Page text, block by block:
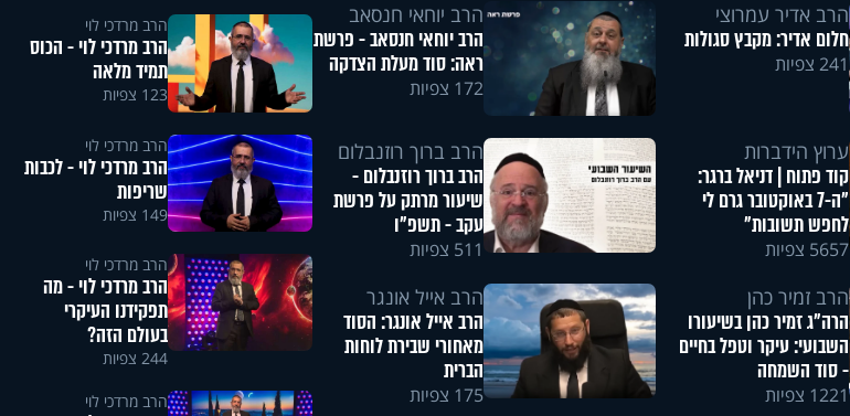
הרב אדיר עמרוצי
חלום אדיר: מקבץ סגולות
241 צפיות
הרב יוחאי חנסאב
הרב יוחאי חנסאב - פרשת
ראה: סוד מעלת הצדקה
172 צפיות
ערוץ הידברות
קוד פתוח | דניאל ברגר:
"ה-7 באוקטובר גרם לי
לחפש תשובות"
5657 צפיות
הרב ברוך רוזנבלום
הרב ברוך רוזנבלום -
שיעור מרתק על פרשת
עקב - תשפ"ו
511 צפיות
הרב זמיר כהן
הרה"ג זמיר כהן בשיעורו
השבועי: עיקר וטפל בחיים
- סוד השמחה
1221 צפיות
הרב אייל אונגר
הרב אייל אונגר: הסוד
מאחורי שבירת לוחות
הברית
175 צפיות
הרב מרדכי לוי
הרב מרדכי לוי - הכוס
תמיד מלאה
123 צפיות
הרב מרדכי לוי
הרב מרדכי לוי - לכבות
שריפות
149 צפיות
הרב מרדכי לוי
הרב מרדכי לוי - מה
תפקידנו העיקרי
בעולם הזה?
244 צפיות
הרב מרדכי לוי